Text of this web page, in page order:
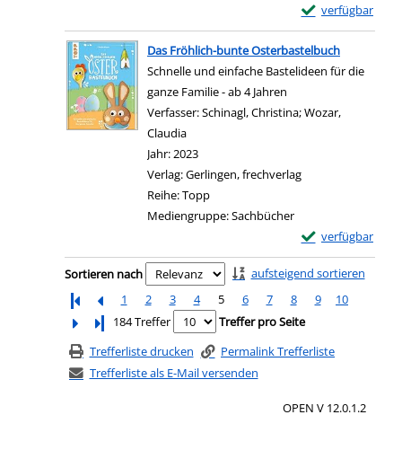
verfügbar
Exemplar-Details
Zum Download
Das Fröhlich-bunte Osterbastelbuch
Schnelle und einfache Bastelideen für die
ganze Familie - ab 4 Jahren
Verfasser:Schinagl, Christina;Wozar,
Claudia
Jahr:2023
Verlag:Gerlingen, frechverlag
Reihe:Topp
Mediengruppe:Sachbücher
verfügbar
Exemplar-
Zum Download
Zu den Suchfiltern springen
Sortieren nach
aufsteigend sortieren
1
2 3 4 5 6 7 8 9
10
Letzte Seite
184 Treffer
Treffer pro Seite
Trefferliste drucken
Permalink Trefferliste
Trefferliste als E-Mail versenden
OPEN V 12.0.1.2